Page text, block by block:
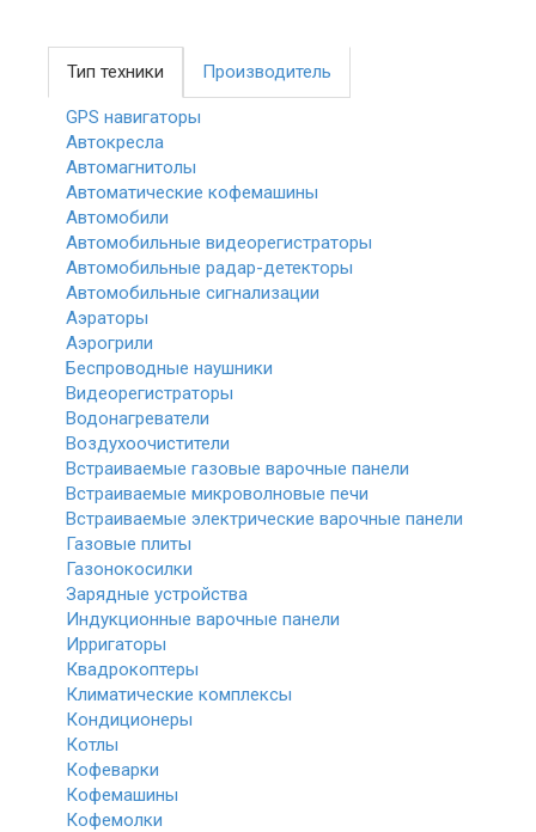
Тип техники Производитель
GPS навигаторы
Автокресла
Автомагнитолы
Автоматические кофемашины
Автомобили
Автомобильные видеорегистраторы
Автомобильные радар-детекторы
Автомобильные сигнализации
Аэраторы
Аэрогрили
Беспроводные наушники
Видеорегистраторы
Водонагреватели
Воздухоочистители
Встраиваемые газовые варочные панели
Встраиваемые микроволновые печи
Встраиваемые электрические варочные панели
Газовые плиты
Газонокосилки
Зарядные устройства
Индукционные варочные панели
Ирригаторы
Квадрокоптеры
Климатические комплексы
Кондиционеры
Котлы
Кофеварки
Кофемашины
Кофемолки